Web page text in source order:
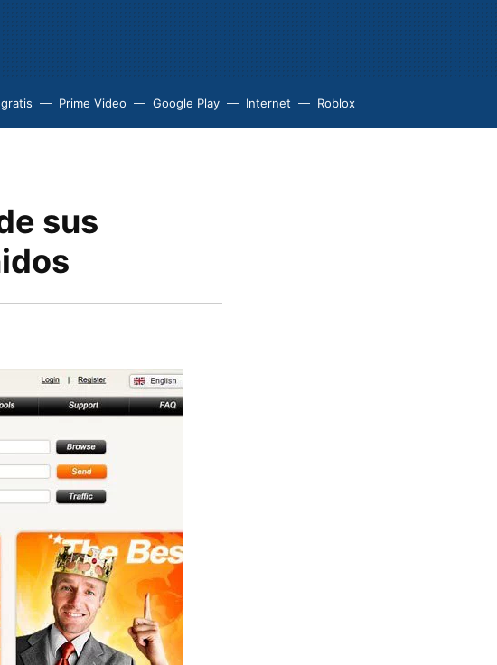
Prime Video Google Play Internet Roblox
sus